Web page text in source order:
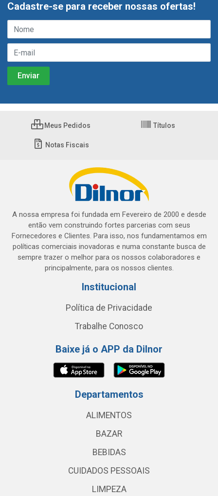
Cadastre-se para receber nossas ofertas!
Meus Pedidos Títulos
Notas Fiscais
A nossa empresa foi fundada em Fevereiro de 2000 e desde
então vem construindo fortes parcerias com seus
Fornecedores e Clientes. Para isso, nos fundamentamos em
políticas comerciais inovadoras e numa constante busca de
sempre trazer o melhor para os nossos colaboradores e
principalmente, para os nossos clientes.
Institucional
Política de Privacidade
Trabalhe Conosco
Baixe já o APP da Dilnor
Departamentos
ALIMENTOS
BAZAR
BEBIDAS
CUIDADOS PESSOAIS
LIMPEZA